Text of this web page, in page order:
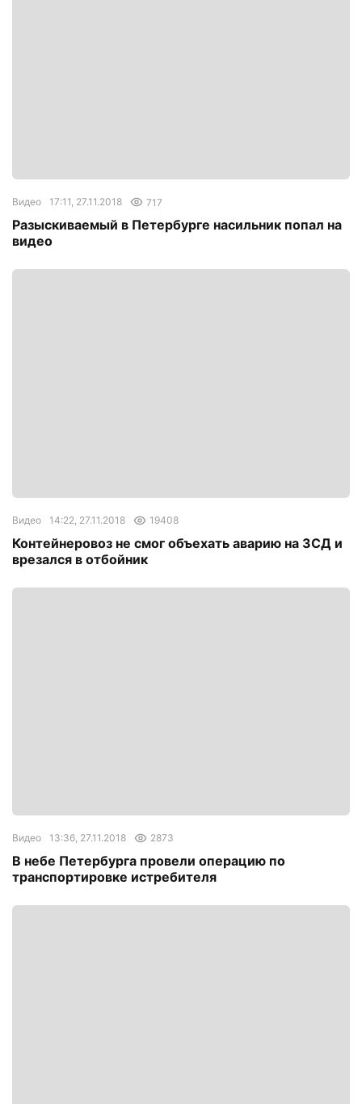
Видео 17:11, 27.11.2018 717
Разыскиваемый в Петербурге насильник попал на
видео
Видео 14:22, 27.11.2018 19408
Контейнеровоз не смог объехать аварию на ЗСД и
врезался в отбойник
Видео 13:36, 27.11.2018 2873
В небе Петербурга провели операцию по
транспортировке истребителя